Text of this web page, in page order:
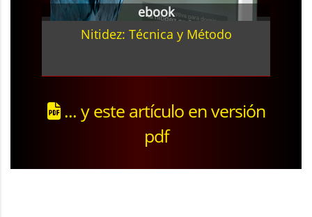
ebook
Nitidez: Técnica y Método
... y este artículo en versión
pdf